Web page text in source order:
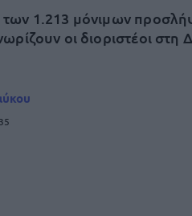
1.213 μόνιμων
οι διοριστέοι στη